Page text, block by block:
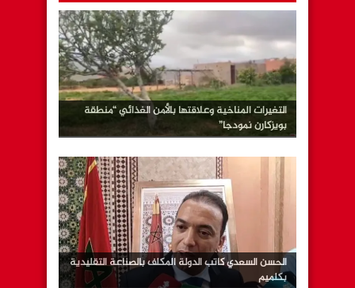
التغيرات المناخية وعلاقتها بالأمن الغذائي “منطقة
بويزكارن نمودجا”
الحسن السعدي كاتب الدولة المكلف بالصناعة التقليدية
بكلميم